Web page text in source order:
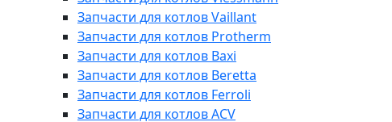
Запчасти для котлов Vaillant
Запчасти для котлов Protherm
Запчасти для котлов Baxi
Запчасти для котлов Beretta
Запчасти для котлов Ferroli
Запчасти для котлов ACV